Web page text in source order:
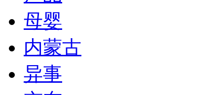
母婴
内蒙古
异事